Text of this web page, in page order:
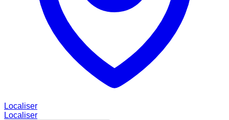
Localiser
Localiser